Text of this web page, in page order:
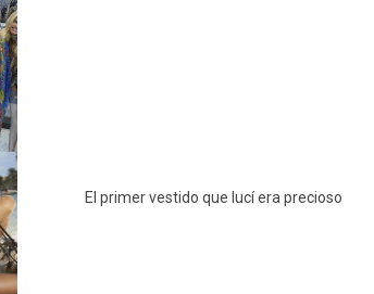
El primer vestido que lucí era precioso